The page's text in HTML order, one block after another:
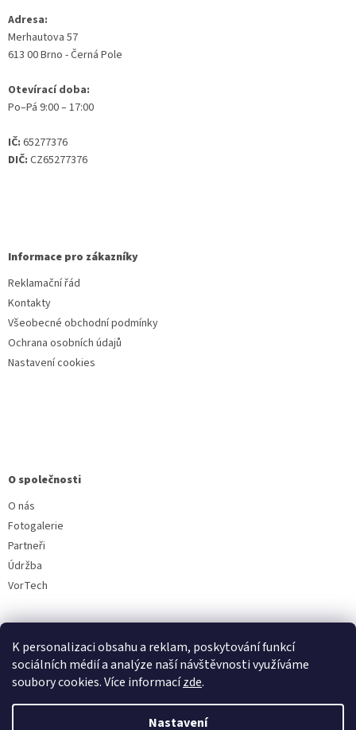
K personalizaci obsahu a reklam, poskytování funkcí
sociálních médií a analýze naší návštěvnosti využíváme
soubory cookies. Více informacízde.
Nastavení
Adresa:
Merhautova 57
613 00 Brno - Černá Pole
Otevírací doba:
Po–Pá 9:00 – 17:00
IČ: 65277376
DIČ: CZ65277376
Informace pro zákazníky
Reklamační řád
Kontakty
Všeobecné obchodní podmínky
Ochrana osobních údajů
Nastavení cookies
O společnosti
O nás
Fotogalerie
Partneři
Údržba
VorTech